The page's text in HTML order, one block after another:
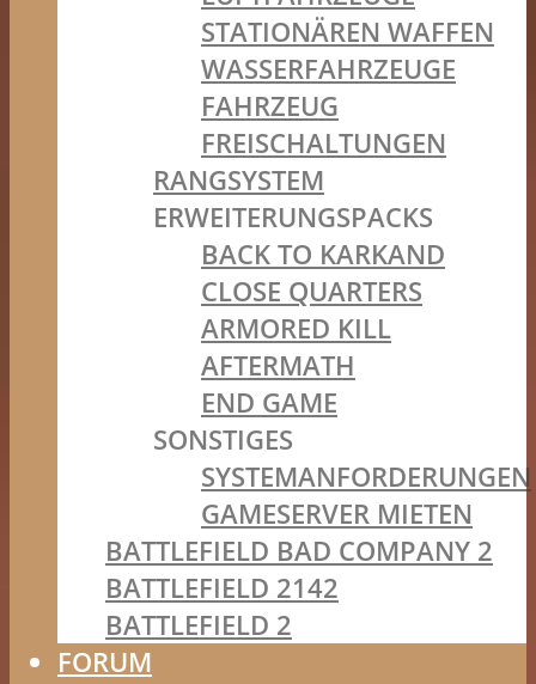
STATIONÄREN WAFFEN
WASSERFAHRZEUGE
FAHRZEUG
FREISCHALTUNGEN
RANGSYSTEM
ERWEITERUNGSPACKS
BACK TO KARKAND
CLOSE QUARTERS
ARMORED KILL
AFTERMATH
END GAME
SONSTIGES
SYSTEMANFORDERUNGEN
GAMESERVER MIETEN
BATTLEFIELD BAD COMPANY 2
BATTLEFIELD 2142
BATTLEFIELD 2
FORUM